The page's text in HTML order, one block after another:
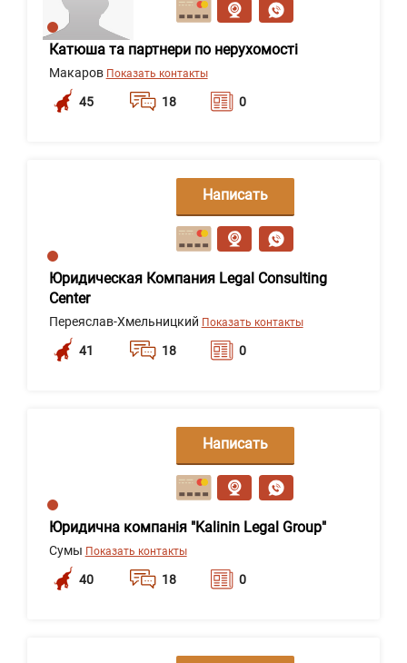
Катюша та партнери по нерухомості
Макаров Показать контакты
45 18 0
Юридическая Компания Legal Consulting
Center
Переяслав-Хмельницкий Показать контакты
41 18 0
Написать
сообщение
Юридична компанія "Kalinin Legal Group"
Сумы Показать контакты
40 18 0
Написать
сообщение